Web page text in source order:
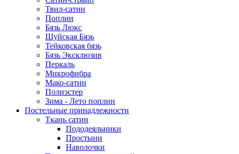
Твил-сатин
Поплин
Бязь Люкс
Шуйская Бязь
Тейковская бязь
Бязь Эксклюзив
Перкаль
Микрофибра
Мако-сатин
Полиэстер
Зима - Лето поплин
Постельные принадлежности
Ткань сатин
Пододеяльники
Простыни
Наволочки